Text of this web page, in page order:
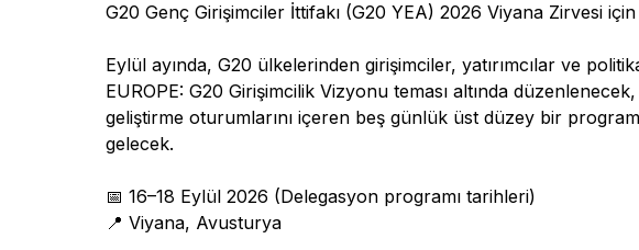
G20 Genç Girişimciler İttifakı (G20 YEA) 2026 Viyana Zirvesi için
Eylül ayında, G20 ülkelerinden girişimciler, yatırımcılar ve
EUROPE: G20 Girişimcilik Vizyonu teması altında
geliştirme oturumlarını içeren beş günlük üst düzey bir
gelecek.
📅 16–18 Eylül 2026 (Delegasyon programı tarihleri)
📍 Viyana, Avusturya